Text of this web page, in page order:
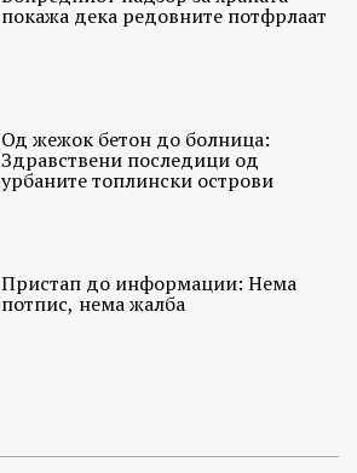
покажа дека редовните потфрлаат
Од жежок бетон до болница:
Здравствени последици од
урбаните топлински острови
Пристап до информации: Нема
потпис, нема жалба